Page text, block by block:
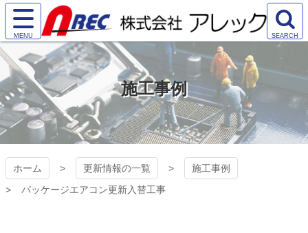
コ
テ
ン
ツ
本
文
へ
ス
キ
施工事例
ホーム 更新情報の一覧
施工事例
パッケージエアコン更新入替工事
株式会社アレック
（AREC)
サ
ト
メ
ニ
ュ
ー
く
検
く